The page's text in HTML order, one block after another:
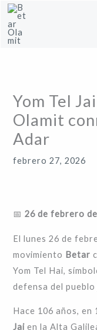
contenido
Yom Tel
Olamit
Adar
febrero 27, 2026
📅26 de febrero
El lunes 26 de
movimiento Betar
Yom Tel Hai,
defensa del
Hace 106 años, en
Jai en la Alta